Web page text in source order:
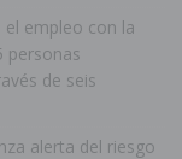
2026 ]
Orihuela
Country Club
empleo con la
personas
de seis
alerta del riesgo